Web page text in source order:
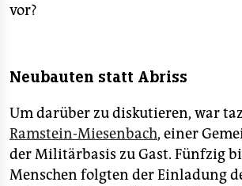
vor?
Neubauten statt Abriss
Um darüber zu diskutieren, war
Ramstein-Miesenbach, einer
der Militärbasis zu Gast. Fünfzig
Menschen folgten der Einladung